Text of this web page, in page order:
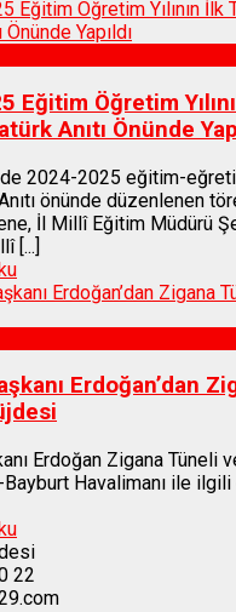
Eğitim Öğretim
Anıtı Önünde
2024-2025 eğitim-
önünde düzenlenen
İl Millî Eğitim Müdürü
[...]
Erdoğan’dan
Erdoğan Zigana Tüneli
Bayburt Havalimanı ile
22